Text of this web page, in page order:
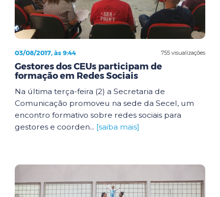
755 visualizações
03/08/2017, às 9:44
Gestores dos CEUs participam de
formação em Redes Sociais
Na última terça-feira (2) a Secretaria de
Comunicação promoveu na sede da Secel, um
encontro formativo sobre redes sociais para
gestores e coorden... [saiba mais]